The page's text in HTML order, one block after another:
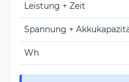
Leistung + Zeit
Spannung +
Wh